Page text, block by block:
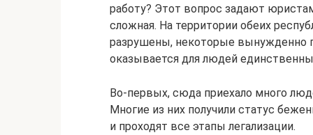
работу? Этот вопрос задают
сложная. На территории обеих
разрушены, некоторые вынужденно
оказывается для людей
Во-первых, сюда приехало много
Многие из них получили статус
и проходят все этапы легализации.